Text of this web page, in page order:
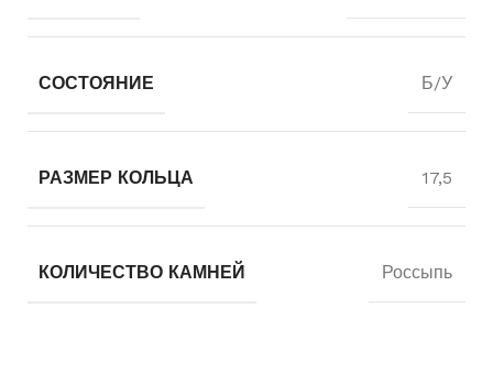
СОСТОЯНИЕ Б/У
РАЗМЕР КОЛЬЦА 17,5
КОЛИЧЕСТВО КАМНЕЙ Россыпь